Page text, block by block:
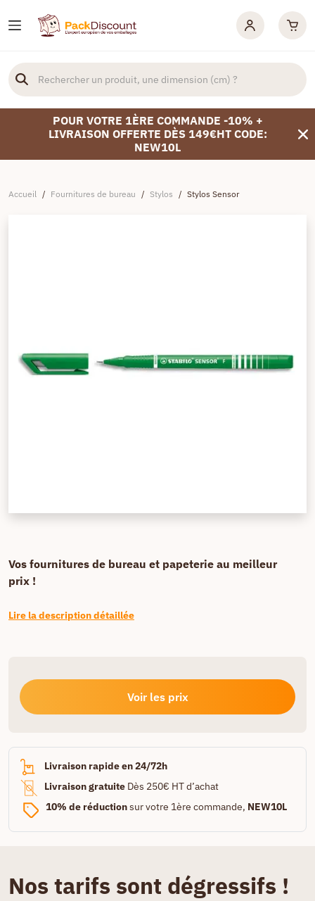
POUR VOTRE 1ÈRE COMMANDE -10% +
LIVRAISON OFFERTE DÈS 149€HT CODE:
NEW10L
Accueil / Fournitures de bureau / Stylos / Stylos Sensor
Vos fournitures de bureau et papeterie au meilleur
prix !
Lire la description détaillée
Voir les prix
Livraison rapide en 24/72h
Livraison gratuite Dès 250€ HT d’achat
10% de réductionsur votre 1ère commande, NEW10L
Nos tarifs sont dégressifs !